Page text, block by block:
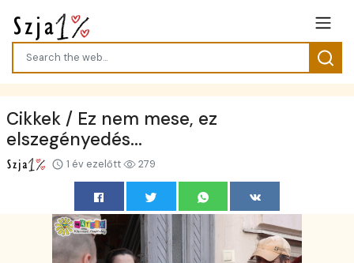
Cikkek / Ez nem mese, ez
elszegényedés...
1 év ezelőtt 279